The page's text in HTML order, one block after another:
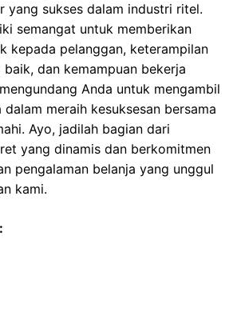
yang sukses dalam industri ritel.
semangat untuk memberikan
kepada pelanggan, keterampilan
dan kemampuan bekerja
Anda untuk mengambil
meraih kesuksesan bersama
Ayo, jadilah bagian dari
yang dinamis dan berkomitmen
pengalaman belanja yang unggul
kami.